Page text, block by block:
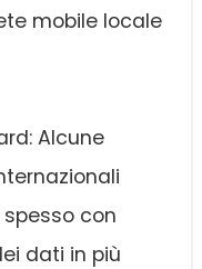
mobile locale
Alcune
con
dati in più